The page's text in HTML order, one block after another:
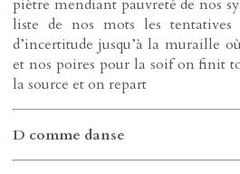
piètre mendiant pauvreté de nos
liste de nos mots les tentatives
d’incertitude jusqu’à la muraille
et nos poires pour la soif on finit
la source et on repart
D comme danse